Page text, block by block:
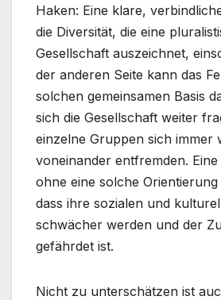
Haken: Eine klare,
die Diversität, die eine
Gesellschaft auszeichnet,
der anderen Seite kann das
solchen gemeinsamen Basis
sich die Gesellschaft weiter
einzelne Gruppen sich immer
voneinander entfremden.
ohne eine solche
dass ihre sozialen und
schwächer werden und der
gefährdet ist.
Nicht zu unterschätzen ist